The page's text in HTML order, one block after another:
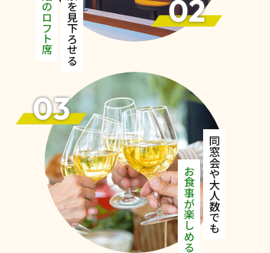
02
絶景を見下ろせる
二階のロフト席
03
同窓会や大人数でも
お食事が楽しめる